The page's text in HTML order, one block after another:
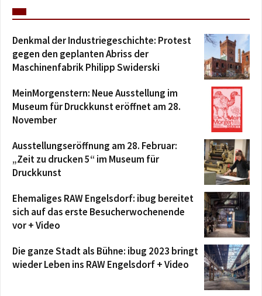
Denkmal der Industriegeschichte: Protest
gegen den geplanten Abriss der
Maschinenfabrik Philipp Swiderski
MeinMorgenstern: Neue Ausstellung im
Museum für Druckkunst eröffnet am 28.
November
Ausstellungseröffnung am 28. Februar:
„Zeit zu drucken 5“ im Museum für
Druckkunst
Ehemaliges RAW Engelsdorf: ibug bereitet
sich auf das erste Besucherwochenende
vor + Video
Die ganze Stadt als Bühne: ibug 2023 bringt
wieder Leben ins RAW Engelsdorf + Video